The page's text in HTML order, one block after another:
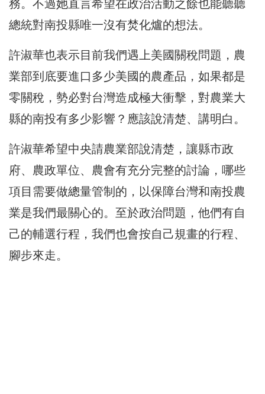
務。不過她直言希望在政治活動之餘也能聽聽
總統對南投縣唯一沒有焚化爐的想法。
許淑華也表示目前我們遇上美國關稅問題，農
業部到底要進口多少美國的農產品，如果都是
零關稅，勢必對台灣造成極大衝擊，對農業大
縣的南投有多少影響？應該說清楚、講明白。
許淑華希望中央請農業部說清楚，讓縣市政
府、農政單位、農會有充分完整的討論，哪些
項目需要做總量管制的，以保障台灣和南投農
業是我們最關心的。至於政治問題，他們有自
己的輔選行程，我們也會按自己規畫的行程、
腳步來走。